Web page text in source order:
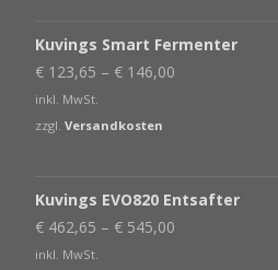
Kuvings Smart Fermenter
€ 123,65 – € 146,00
inkl. MwSt.
zzgl. Versandkosten
Kuvings EVO820 Entsafter
€ 462,65 – € 545,00
inkl. MwSt.